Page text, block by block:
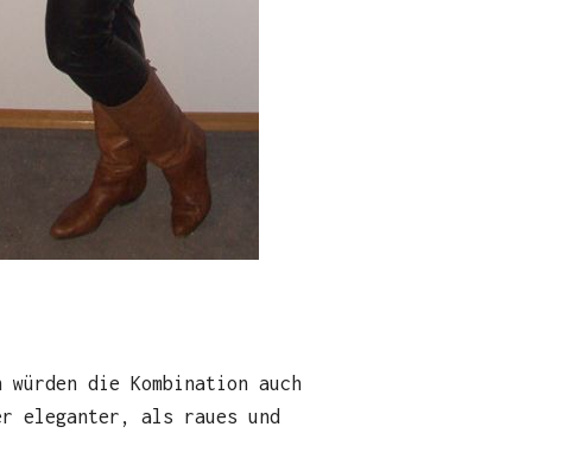
die Kombination auch
eleganter, als raues und